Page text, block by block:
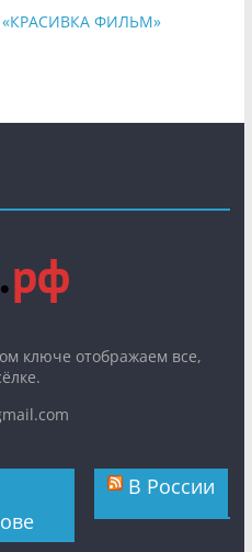
«КРАСИВКА ФИЛЬМ»
ключе отображаем все,
В России